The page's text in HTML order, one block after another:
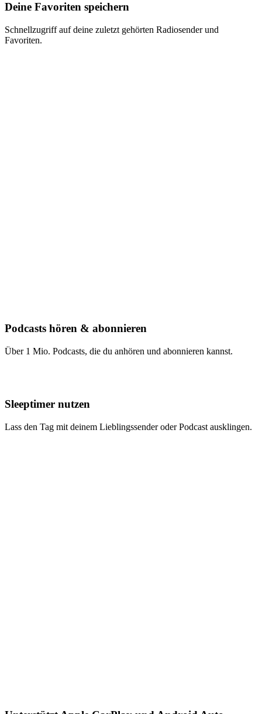
Deine Favoriten speichern
Schnellzugriff auf deine zuletzt gehörten Radiosender und
Favoriten.
Podcasts hören & abonnieren
Über 1 Mio. Podcasts, die du anhören und abonnieren kannst.
Sleeptimer nutzen
Lass den Tag mit deinem Lieblingssender oder Podcast ausklingen.